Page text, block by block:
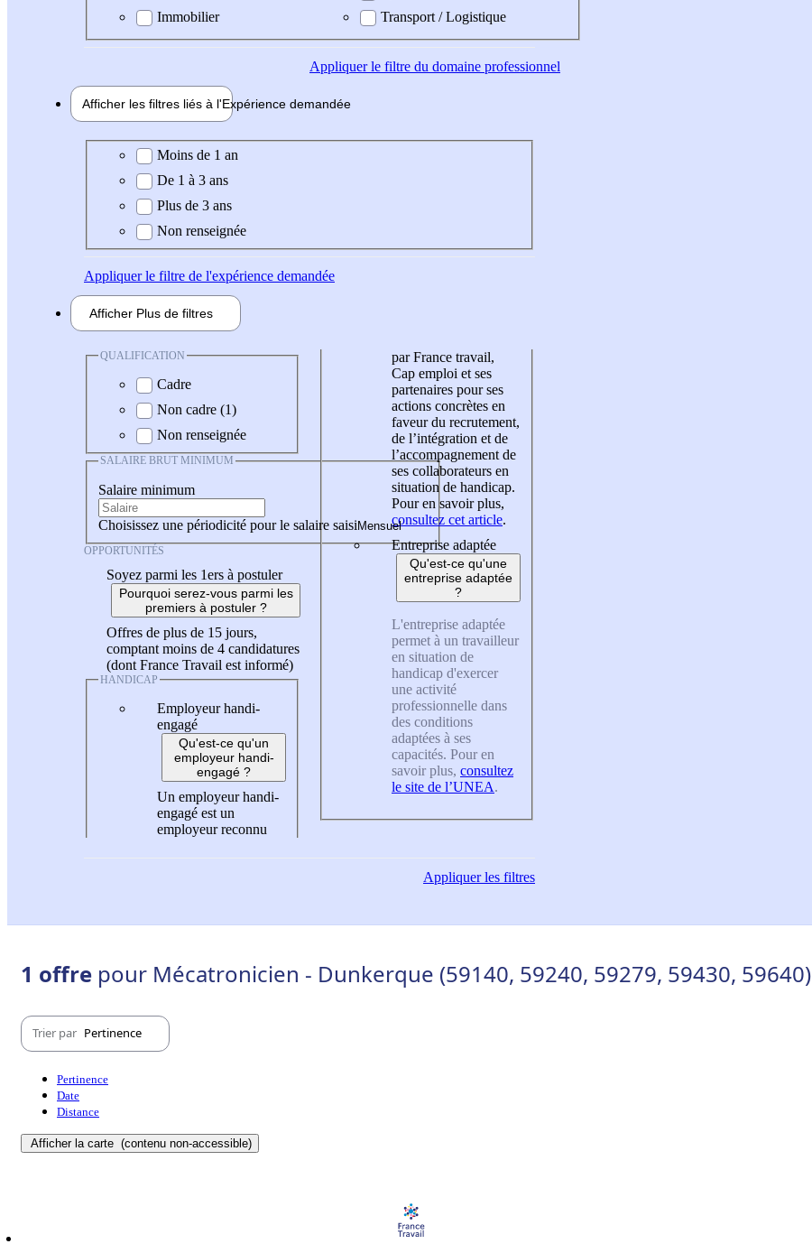
Immobilier
Transport / Logistique
Appliquerle filtre du domaine professionnel
Afficher les filtres liés à l'Expérience demandée
Expérience demandée
Moins de 1 an
De 1 à 3 ans
Plus de 3 ans
Non renseignée
Appliquerle filtre de l'expérience demandée
Afficher Plus de filtres
QUALIFICATION
Cadre
Non cadre (1)
Non renseignée
SALAIRE BRUT MINIMUM
Salaire minimum
Choisissez une périodicité pour le salaire saisi
OPPORTUNITÉS
Soyez parmi les 1ers à postuler
Pourquoi serez-vous parmi les
premiers à postuler ?
Offres de plus de 15 jours,
comptant moins de 4 candidatures
(dont France Travail est informé)
HANDICAP
Employeur handi-
engagé
Qu'est-ce qu'un
employeur handi-
engagé ?
Un employeur handi-
engagé est un
employeur reconnu
par France travail,
Cap emploi et ses
partenaires pour ses
actions concrètes en
faveur du recrutement,
de l’intégration et de
l’accompagnement de
ses collaborateurs en
situation de handicap.
Pour en savoir plus,
consultez cet article.
Entreprise adaptée
Qu'est-ce qu'une
entreprise adaptée
?
L'entreprise adaptée
permet à un travailleur
en situation de
handicap d'exercer
une activité
professionnelle dans
des conditions
adaptées à ses
capacités. Pour en
savoir plus, consultez
le site de l’UNEA.
Appliquerles filtres
1 offre pour Mécatronicien - Dunkerque (59140, 59240, 59279, 59430, 59640)
Trier par Pertinence
Pertinence
Date
Distance
Afficher la carte (contenu non-accessible)